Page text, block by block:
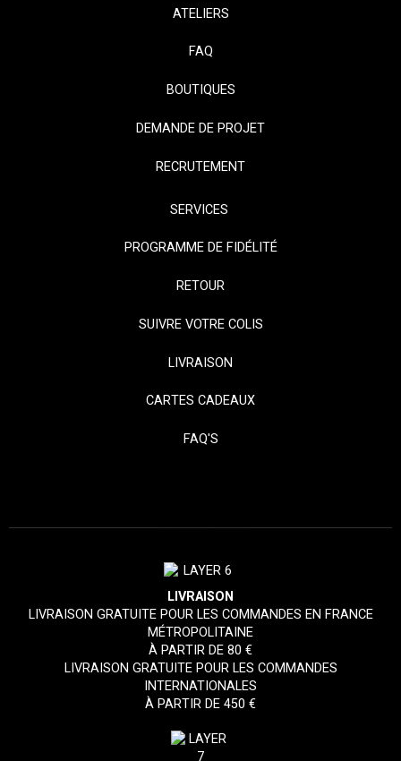
ATELIERS
FAQ
BOUTIQUES
DEMANDE DE PROJET
RECRUTEMENT
SERVICES
PROGRAMME DE FIDÉLITÉ
RETOUR
SUIVRE VOTRE COLIS
LIVRAISON
CARTES CADEAUX
FAQ'S
LIVRAISON
LIVRAISON GRATUITE POUR LES COMMANDES EN FRANCE
MÉTROPOLITAINE
À PARTIR DE 80 €
LIVRAISON GRATUITE POUR LES COMMANDES
INTERNATIONALES
À PARTIR DE 450 €